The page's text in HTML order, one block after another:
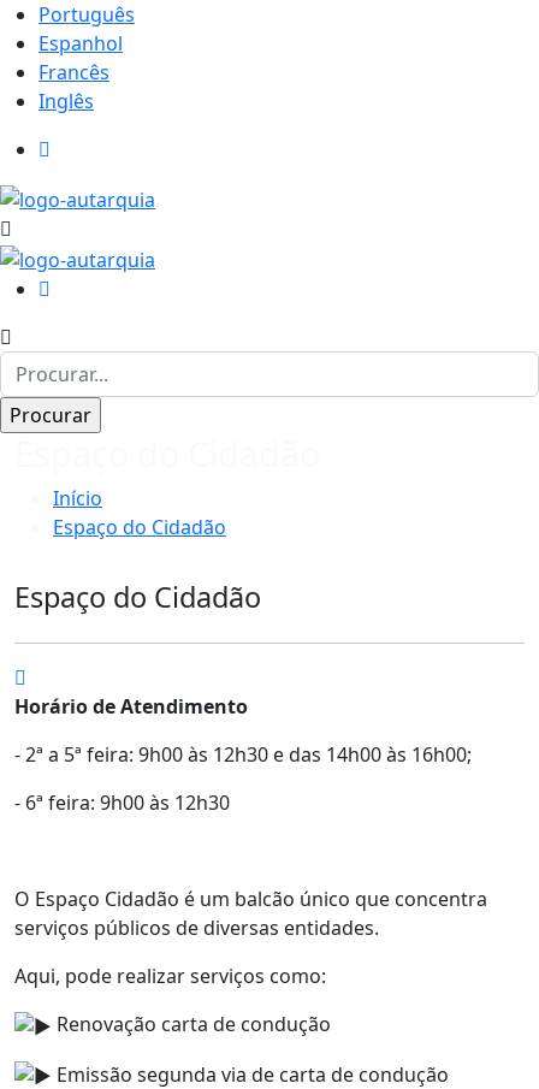
Português
Espanhol
Francês
Inglês
Início
Espaço do Cidadão
Espaço do Cidadão
Horário de Atendimento
- 2ª a 5ª feira: 9h00 às 12h30 e das 14h00 às 16h00;
- 6ª feira: 9h00 às 12h30
O Espaço Cidadão é um balcão único que concentra
serviços públicos de diversas entidades.
Aqui, pode realizar serviços como:
Renovação carta de condução
Emissão segunda via de carta de condução